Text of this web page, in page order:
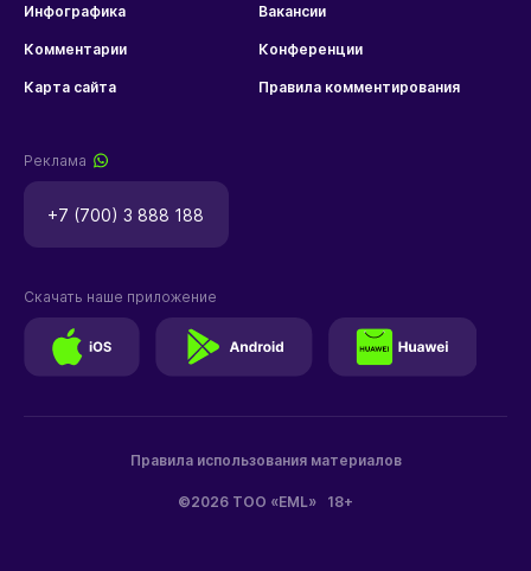
Инфографика Вакансии
Комментарии Конференции
Карта сайта Правила комментирования
Реклама
+7 (700) 3 888 188
©2026 ТОО «EML» 18+
Правила использования материалов
Скачать наше приложение